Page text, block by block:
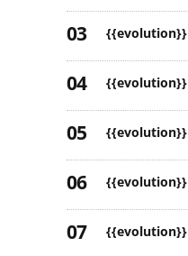
{{evolution}}
{{evolution}}
{{evolution}}
{{evolution}}
{{evolution}}